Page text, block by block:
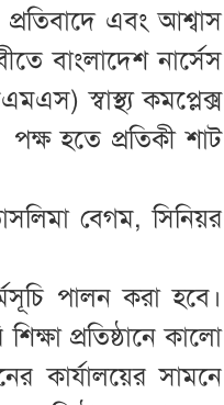
এবং আশ্বাস
বাংলাদেশ নার্সেস
স্বাস্থ্য কমপ্লেক্স
হতে প্রতিকী শাট
বেগম, সিনিয়র
পালন করা হবে।
প্রতিষ্ঠানে কালো
কার্যালয়ের সামনে